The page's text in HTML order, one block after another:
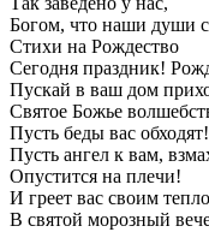
Богом, что наши души
Стихи на Рождество
Сегодня праздник!
Пускай в ваш дом
Святое Божье
Пусть беды вас обходят!
Пусть ангел к вам,
Опустится на плечи!
И греет вас своим
В святой морозный